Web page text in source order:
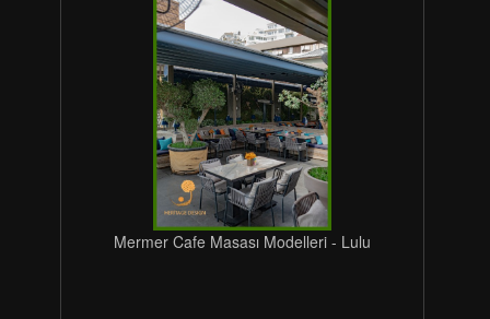
Mermer Cafe Masası Modelleri - Lulu